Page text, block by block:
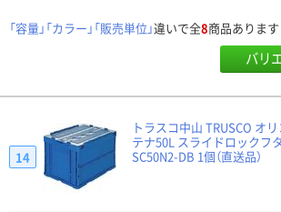
「容量」「カラー」「販売単位」違いで全8商品あります
バリ
トラスコ中山 TRUSCO オ
テナ50L スライドロックフ
SC50N2-DB 1個（直送品）
14